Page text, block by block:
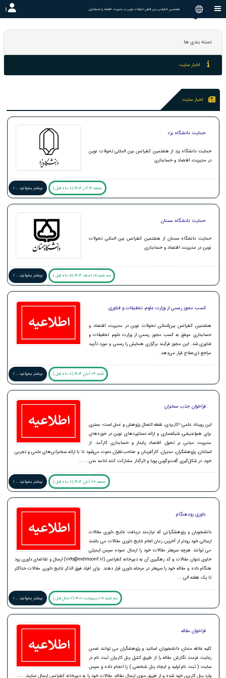
هشتمین کنفرانس بین المللی تحولات نوین در مدیریت، اقتصاد و حسابداری
دسته بندی ها
اخبار سایت
اخبار سایت
حمایت دانشگاه یزد
حمایت دانشگاه یزد از هشتمین کنفرانس بین المللی تحولات نوین
در مدیریت، اقتصاد و حسابداری
جمعه 14 آذر 1404 (8 ماه قبل ) بیشتر بخوانید ... !
حمایت دانشگاه سمنان
حمایت دانشگاه سمنان از هشتمین کنفرانس بین المللی تحولات
نوین در مدیریت، اقتصاد و حسابداری
سه شنبه 05 اسفند 1404 (5 ماه قبل ) بیشتر بخوانید ... !
کسب مجوز رسمی از وزارت علوم، تحقیقات و فناوری
هشتمین کنفرانس بین‌المللی تحولات نوین در مدیریت، اقتصاد و
حسابداری موفق به کسب مجوز رسمی از وزارت علوم، تحقیقات و
فناوری شد. این مجوز فرآیند برگزاری همایش را رسمی و مورد تأیید
مراجع ذی‌صلاح قرار می‌دهد.
شنبه 24 آبان 1404 (8 ماه قبل ) بیشتر بخوانید ... !
فراخوان جذب سخنران
این رویداد علمی–کاربردی، نقطه اتصال پژوهش و عمل است؛ بستری
برای هم‌اندیشی، شبکه‌سازی و ارائه دستاوردهای نوین در حوزه‌های
مدیریت مبتنی بر تحول، اقتصاد پایدار و حسابداری کارآمد. از
استادان، پژوهشگران، مدیران، کارآفرینان و صاحب‌نظران دعوت می‌شود تا با ارائه سخنرانی‌های علمی و تجربی
خود، در شکل‌گیری گفت‌وگویی پویا و اثرگذار مشارکت کنند.ادامه متن... ...
جمعه 23 آبان 1404 (8 ماه قبل ) بیشتر بخوانید ... !
داوری زودهنگام
دانشجویان و پژوهشگرانی که نیازمند دریافت نتایج داوری مقالات
ارسالی خود زودتر از آخرین زمان اعلام نتایج داوری مقالات می باشند
می توانند هرچه سریعتر مقالات خود را ارسال نموده سپس ایمیلی
حاوی عنوان مقالات و کد رهگیری آن به دبیرخانه کنفرانس (info@mdmconf.ir) ارسال و تقاضای داوری زود
هنگام داده و مقاله خود را سریعتر در مرحله داوری قرار دهند. برای افراد فوق الذکر نتایج داوری مقالات حداکثر
تا یک هفته الی ...
سه شنبه 19 اردیبهشت 1402 (3 سال قبل ) بیشتر بخوانید ... !
فراخوان مقاله
کلیه علاقه مندان، دانشجویان، اساتید و پژوهشگران می توانند ضمن
رعایت فرمت نگارش مقاله را از طریق کنترل پنل کاربران ثبت نام در
سایت ( ثبت نام اولیه و ایجاد پنل شخصی ) را انجام داده و سپس
وارد پنل کاربری خود شده و از طریق منوی ارسال مقاله، مقالات خود را به دبیرخانه کنفرانس ارسال نمایند. ...